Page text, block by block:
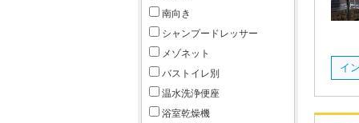
イ
南向き
シャンプードレッサー
メゾネット
バストイレ別
温水洗浄便座
浴室乾燥機